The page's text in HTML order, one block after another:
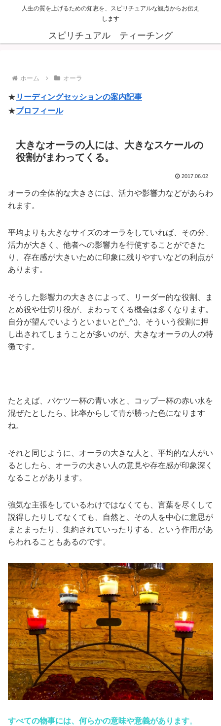
人生の質を上げるための知恵を、スピリチュアルな観点からお伝え
します
スピリチュアル ティーチング
ホーム オーラ
★ リーディングセッションの案内記事
★プロフィール
大きなオーラの人には、大きなスケールの
役割がまわってくる。
2017.06.02
オーラの全体的な大きさには、活力や影響力などがあらわ
れます。
平均よりも大きなサイズのオーラをしていれば、その分、
活力が大きく、他者への影響力を行使することができた
り、存在感が大きいために印象に残りやすいなどの利点が
あります。
そうした影響力の大きさによって、リーダー的な役割、ま
とめ役や仕切り役が、まわってくる機会は多くなります。
自分が望んでいようといまいと(^_^;)、そういう役割に押
し出されてしまうことが多いのが、大きなオーラの人の特
徴です。
たとえば、バケツ一杯の青い水と、コップ一杯の赤い水を
混ぜたとしたら、比率からして青が勝った色になります
ね。
それと同じように、オーラの大きな人と、平均的な人がい
るとしたら、オーラの大きい人の意見や存在感が印象深く
なることがあります。
強気な主張をしているわけではなくても、言葉を尽くして
説得したりしてなくても、自然と、その人を中心に意思が
まとまったり、集約されていったりする、という作用があ
らわれることもあるのです。
すべての物事には、何らかの意味や意義があります。